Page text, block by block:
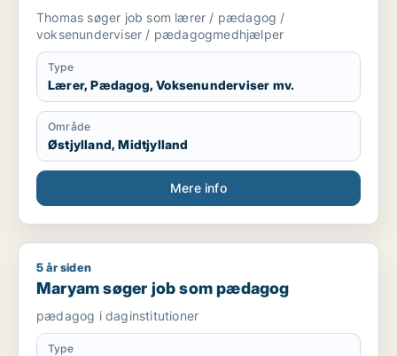
Thomas søger job som lærer / pædagog /
voksenunderviser / pædagogmedhjælper
Type
Lærer, Pædagog, Voksenunderviser mv.
Område
Østjylland, Midtjylland
Mere info
Maryam søger job som pædagog
5 år siden
Maryam søger job som pædagog
pædagog i daginstitutioner
Type